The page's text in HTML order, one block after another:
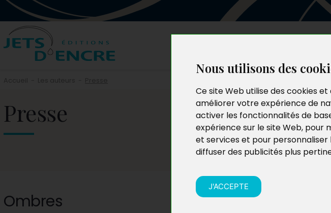
Nous utilisons des
Ce site Web utilise des cookies
améliorer votre expérience de
activer les fonctionnalités de
expérience sur le site Web, pour
et services et pour
diffuser des publicités plus
J'ACCEPTE
Presse
Ombres